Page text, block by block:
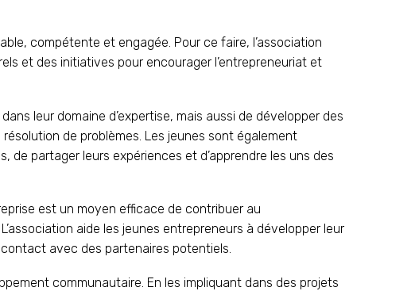
compétente et engagée. Pour ce faire, l’association
et des initiatives pour encourager l’entrepreneuriat et
leur domaine d’expertise, mais aussi de développer des
de problèmes. Les jeunes sont également
partager leurs expériences et d’apprendre les uns des
est un moyen efficace de contribuer au
aide les jeunes entrepreneurs à développer leur
avec des partenaires potentiels.
communautaire. En les impliquant dans des projets